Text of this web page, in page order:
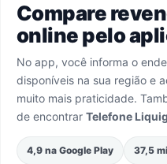
Compare
online pelo
No app, você informa o
disponíveis na sua região e
muito mais praticidade.
de encontrar Telefone
4,9 na Google Play 37,5